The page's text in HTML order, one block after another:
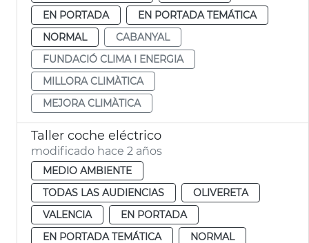
EN PORTADA
EN PORTADA TEMÁTICA
NORMAL
CABANYAL
FUNDACIÓ CLIMA I ENERGIA
MILLORA CLIMÀTICA
MEJORA CLIMÀTICA
Taller coche eléctrico
modificado hace 2 años
MEDIO AMBIENTE
TODAS LAS AUDIENCIAS
OLIVERETA
VALENCIA
EN PORTADA
EN PORTADA TEMÁTICA
NORMAL